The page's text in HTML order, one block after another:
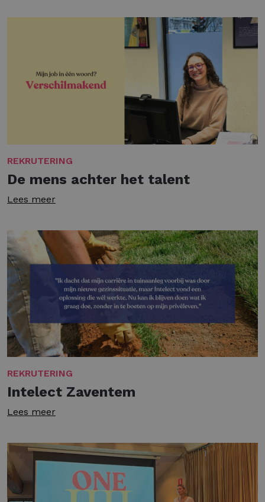
REKRUTERING
De mens achter het talent
Lees meer
REKRUTERING
Intelect Zaventem
Lees meer